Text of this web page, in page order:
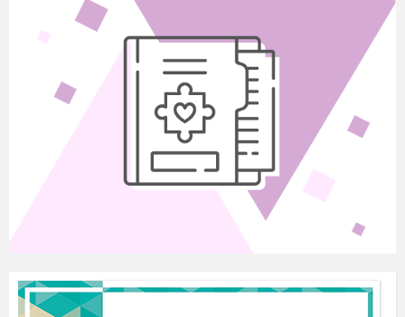
Межі
знають – лексичні одиниці тем и«Ї
Ресторан»; фрази для вираження схвалення,
похвали, незадоволення; Л
О«appealing,
delicious, appetizing, boring»; не знають –
лексичні одиниці (назви блюд, прикметники
теми); вирази «That sounds fantastic/ appetizing/
appealing/ bland/ delicious/ boring»;
значення слів «appealing,